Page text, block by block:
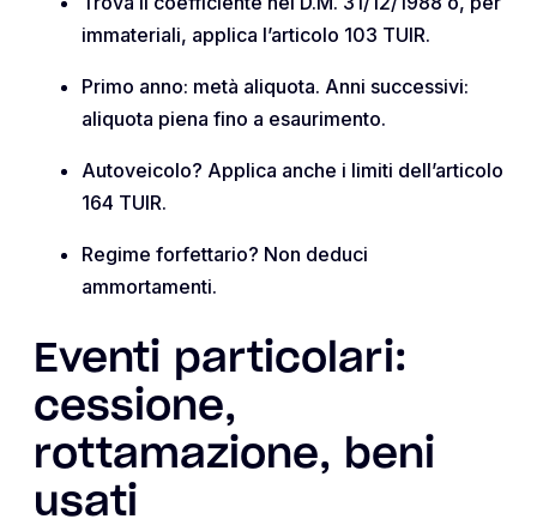
immateriali, applica l’articolo 103 TUIR.
Primo anno: metà aliquota. Anni successivi:
aliquota piena fino a esaurimento.
Autoveicolo? Applica anche i limiti dell’articolo
164 TUIR.
Regime forfettario? Non deduci
ammortamenti.
Eventi particolari:
cessione,
rottamazione, beni
usati